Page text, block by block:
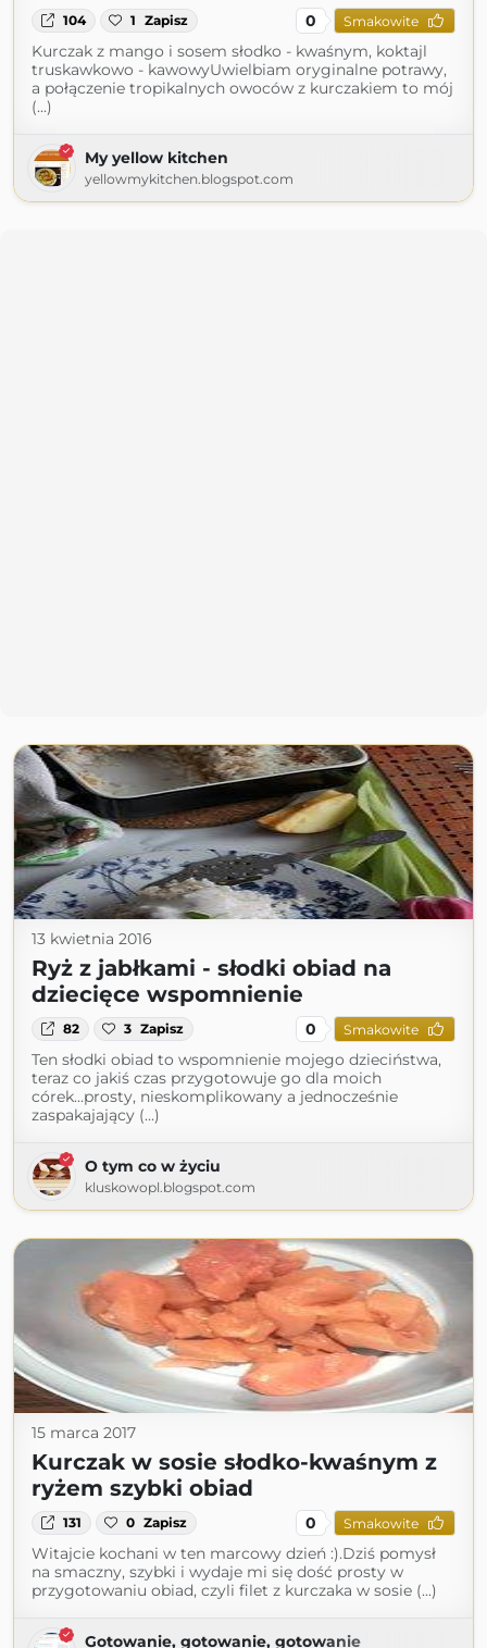
104 1 Zapisz 0 Smakowite
Kurczak z mango i sosem słodko - kwaśnym, koktajl
truskawkowo - kawowyUwielbiam oryginalne potrawy,
a połączenie tropikalnych owoców z kurczakiem to mój
(...)
My yellow kitchen
yellowmykitchen.blogspot.com
13 kwietnia 2016
Ryż z jabłkami - słodki obiad na
dziecięce wspomnienie
82 3 Zapisz 0 Smakowite
Ten słodki obiad to wspomnienie mojego dzieciństwa,
teraz co jakiś czas przygotowuje go dla moich
córek...prosty, nieskomplikowany a jednocześnie
zaspakajający (...)
O tym co w życiu
kluskowopl.blogspot.com
15 marca 2017
Kurczak w sosie słodko-kwaśnym z
ryżem szybki obiad
131 0 Zapisz 0 Smakowite
Witajcie kochani w ten marcowy dzień :).Dziś pomysł
na smaczny, szybki i wydaje mi się dość prosty w
przygotowaniu obiad, czyli filet z kurczaka w sosie (...)
Gotowanie, gotowanie, gotowanie